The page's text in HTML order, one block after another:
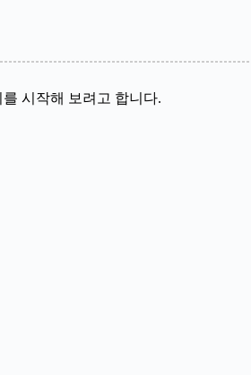
시작해 보려고 합니다.